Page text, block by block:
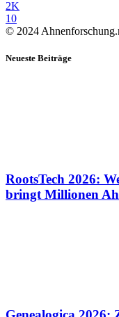
2K
10
© 2024
Neueste Beiträge
RootsTech 2026:
bringt Millionen